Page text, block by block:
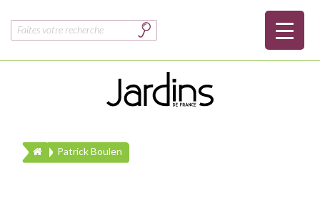
Rechercher :
Patrick Boulen